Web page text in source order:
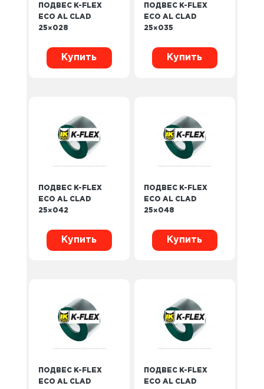
ПОДВЕС K-FLEX
ECO AL CLAD
25×028
Купить
ПОДВЕС K-FLEX
ECO AL CLAD
25×035
Купить
ПОДВЕС K-FLEX
ECO AL CLAD
25×042
Купить
ПОДВЕС K-FLEX
ECO AL CLAD
25×048
Купить
ПОДВЕС K-FLEX
ECO AL CLAD
ПОДВЕС K-FLEX
ECO AL CLAD